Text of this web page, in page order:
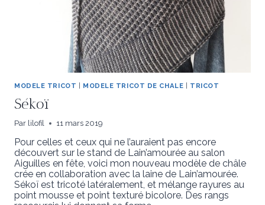
MODELE TRICOT | MODELE TRICOT DE CHALE | TRICOT
Sékoï
Par lilofil 11 mars 2019
Pour celles et ceux qui ne l’auraient pas encore
découvert sur le stand de Lain’amourée au salon
Aiguilles en fête, voici mon nouveau modèle de châle
crée en collaboration avec la laine de Lain’amourée.
Sékoï est tricoté latéralement, et mélange rayures au
point mousse et point texturé bicolore. Des rangs